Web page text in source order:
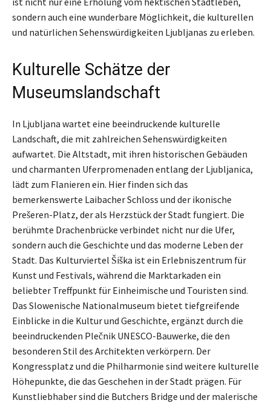
sondern auch eine wunderbare Möglichkeit, die kulturellen
und natürlichen Sehenswürdigkeiten Ljubljanas zu erleben.
Kulturelle Schätze der
Museumslandschaft
In Ljubljana wartet eine beeindruckende kulturelle
Landschaft, die mit zahlreichen Sehenswürdigkeiten
aufwartet. Die Altstadt, mit ihren historischen Gebäuden
und charmanten Uferpromenaden entlang der Ljubljanica,
lädt zum Flanieren ein. Hier finden sich das
bemerkenswerte Laibacher Schloss und der ikonische
Prešeren-Platz, der als Herzstück der Stadt fungiert. Die
berühmte Drachenbrücke verbindet nicht nur die Ufer,
sondern auch die Geschichte und das moderne Leben der
Stadt. Das Kulturviertel Šiška ist ein Erlebniszentrum für
Kunst und Festivals, während die Marktarkaden ein
beliebter Treffpunkt für Einheimische und Touristen sind.
Das Slowenische Nationalmuseum bietet tiefgreifende
Einblicke in die Kultur und Geschichte, ergänzt durch die
beeindruckenden Plečnik UNESCO-Bauwerke, die den
besonderen Stil des Architekten verkörpern. Der
Kongressplatz und die Philharmonie sind weitere kulturelle
Höhepunkte, die das Geschehen in der Stadt prägen. Für
Kunstliebhaber sind die Butchers Bridge und der malerische